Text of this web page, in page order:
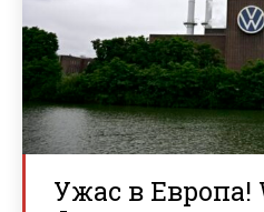
Ужас в Европа!